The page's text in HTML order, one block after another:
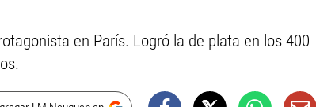
en París. Logró la de plata en los 400